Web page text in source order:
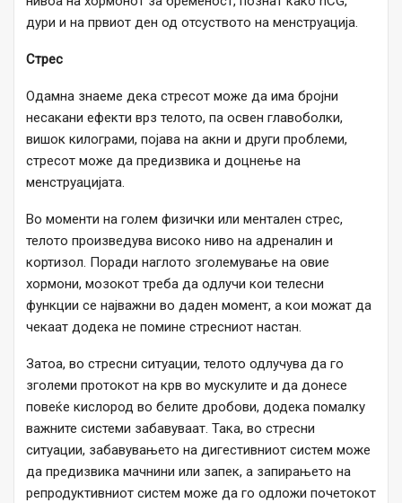
дури и на првиот ден од отсуството на менструација.
Стрес
Одамна знаеме дека стресот може да има бројни
несакани ефекти врз телото, па освен главоболки,
вишок килограми, појава на акни и други проблеми,
стресот може да предизвика и доцнење на
менструацијата.
Во моменти на голем физички или ментален стрес,
телото произведува високо ниво на адреналин и
кортизол. Поради наглото зголемување на овие
хормони, мозокот треба да одлучи кои телесни
функции се најважни во даден момент, а кои можат да
чекаат додека не помине стресниот настан.
Затоа, во стресни ситуации, телото одлучува да го
зголеми протокот на крв во мускулите и да донесе
повеќе кислород во белите дробови, додека помалку
важните системи забавуваат. Така, во стресни
ситуации, забавувањето на дигестивниот систем може
да предизвика мачнини или запек, а запирањето на
репродуктивниот систем може да го одложи почетокот